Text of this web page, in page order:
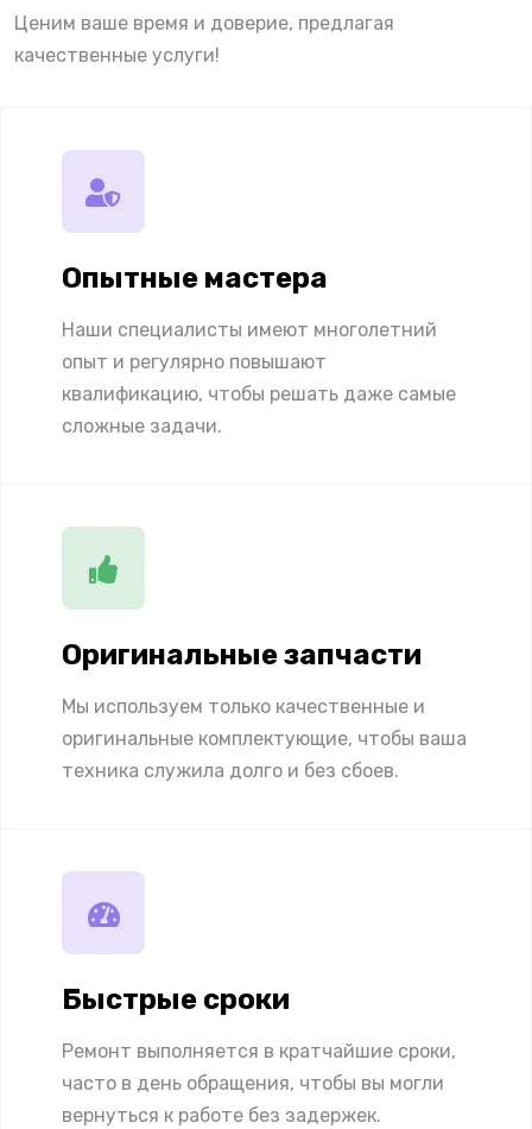
Ценим ваше время и доверие, предлагая
качественные услуги!
Опытные мастера
Наши специалисты имеют многолетний
опыт и регулярно повышают
квалификацию, чтобы решать даже самые
сложные задачи.
Оригинальные запчасти
Мы используем только качественные и
оригинальные комплектующие, чтобы ваша
техника служила долго и без сбоев.
Быстрые сроки
Ремонт выполняется в кратчайшие сроки,
часто в день обращения, чтобы вы могли
вернуться к работе без задержек.